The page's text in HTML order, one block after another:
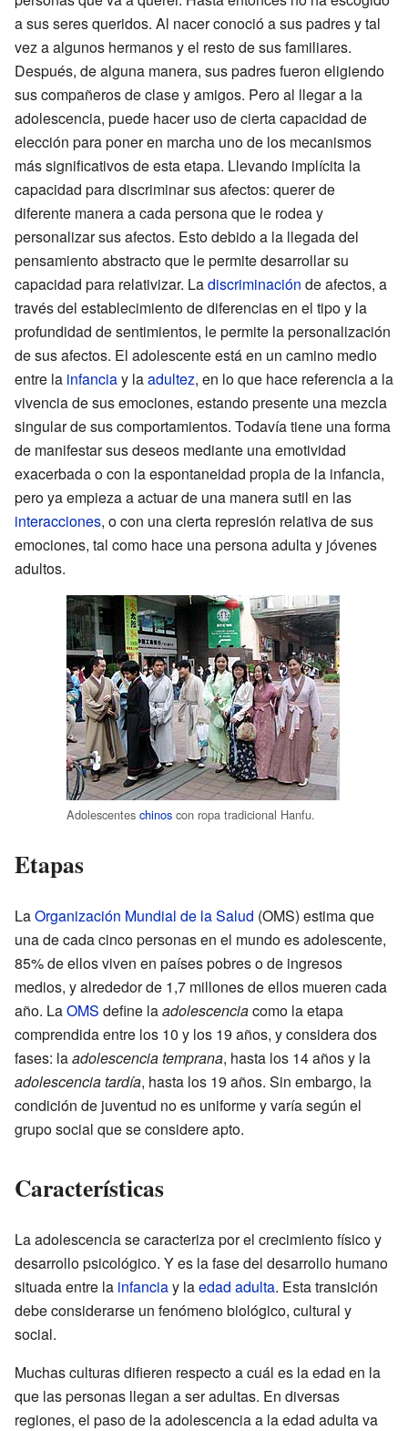
a sus seres queridos. Al nacer conoció a sus padres y tal
vez a algunos hermanos y el resto de sus familiares.
Después, de alguna manera, sus padres fueron eligiendo
sus compañeros de clase y amigos. Pero al llegar a la
adolescencia, puede hacer uso de cierta capacidad de
elección para poner en marcha uno de los mecanismos
más significativos de esta etapa. Llevando implícita la
capacidad para discriminar sus afectos: querer de
diferente manera a cada persona que le rodea y
personalizar sus afectos. Esto debido a la llegada del
pensamiento abstracto que le permite desarrollar su
capacidad para relativizar. Ladiscriminación de afectos, a
través del establecimiento de diferencias en el tipo y la
profundidad de sentimientos, le permite la personalización
de sus afectos. El adolescente está en un camino medio
entre la infanciay laadultez, en lo que hace referencia a la
vivencia de sus emociones, estando presente una mezcla
singular de sus comportamientos. Todavía tiene una forma
de manifestar sus deseos mediante una emotividad
exacerbada o con la espontaneidad propia de la infancia,
pero ya empieza a actuar de una manera sutil en las
interacciones, o con una cierta represión relativa de sus
emociones, tal como hace una persona adulta y jóvenes
adultos.
Adolescentes chinos con ropa tradicional Hanfu.
Etapas
LaOrganización Mundial de la Salud (OMS) estima que
una de cada cinco personas en el mundo es adolescente,
85% de ellos viven en países pobres o de ingresos
medios, y alrededor de 1,7 millones de ellos mueren cada
año. LaOMS define laadolescenciacomo la etapa
comprendida entre los 10 y los 19 años, y considera dos
fases: laadolescencia temprana, hasta los 14 años y la
adolescencia tardía, hasta los 19 años. Sin embargo, la
condición de juventud no es uniforme y varía según el
grupo social que se considere apto.
Características
La adolescencia se caracteriza por el crecimiento físico y
desarrollo psicológico. Y es la fase del desarrollo humano
situada entre la infanciay laedad adulta. Esta transición
debe considerarse un fenómeno biológico, cultural y
social.
Muchas culturas difieren respecto a cuál es la edad en la
que las personas llegan a ser adultas. En diversas
regiones, el paso de la adolescencia a la edad adulta va